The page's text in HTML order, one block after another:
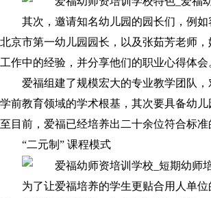
其次，邀请知名幼儿园的园长们，例
北京市第一幼儿园园长，以及张茹芳老师
工作中的经验，并分享他们的职业心得体会
爱福组建了规模宏大的专业教学团队
学前教育领域的学术根基，其次要具备幼
至目前，爱福已经培养出二十余位符合标准
“二元制” 课程模式
为了让爱福培养的学生更贴合用人单